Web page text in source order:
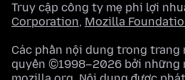
Truy cập công ty mẹ phi lợi
Corporation, Mozilla
Các phần nội dung trong trang
quyền ©1998–2026 bởi những